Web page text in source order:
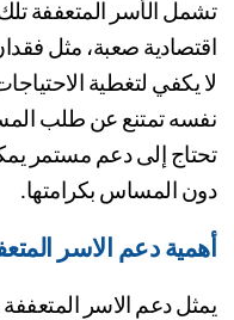
المساس بكرامتها.
دعم الاسر المتعففة